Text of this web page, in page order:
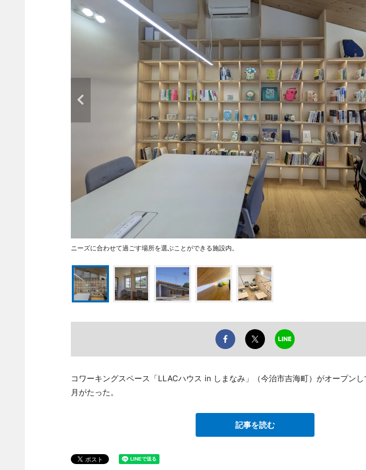
ニーズに合わせて過ごす場所を選ぶことができる施設内。
コワーキングスペース「LLACハウス in しまなみ」（今治市吉海町）がオープンし
月がたった。
記事を読む